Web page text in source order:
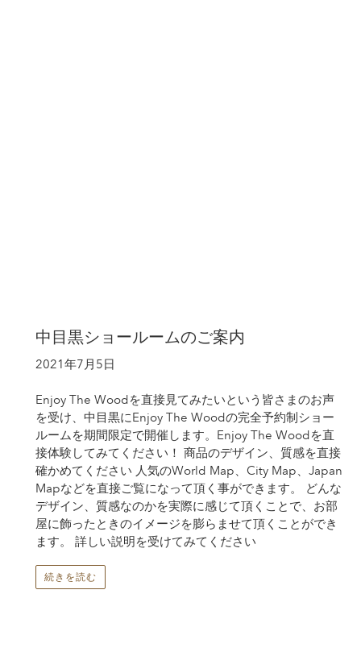
中目黒ショールームのご案内
2021年7月5日
Enjoy The Woodを直接見てみたいという皆さまのお声
を受け、中目黒にEnjoy The Woodの完全予約制ショー
ルームを期間限定で開催します。Enjoy The Woodを直
接体験してみてください！ 商品のデザイン、質感を直接
確かめてください 人気のWorld Map、City Map、Japan
Mapなどを直接ご覧になって頂く事ができます。 どんな
デザイン、質感なのかを実際に感じて頂くことで、お部
屋に飾ったときのイメージを膨らませて頂くことができ
ます。 詳しい説明を受けてみてください
続きを読む